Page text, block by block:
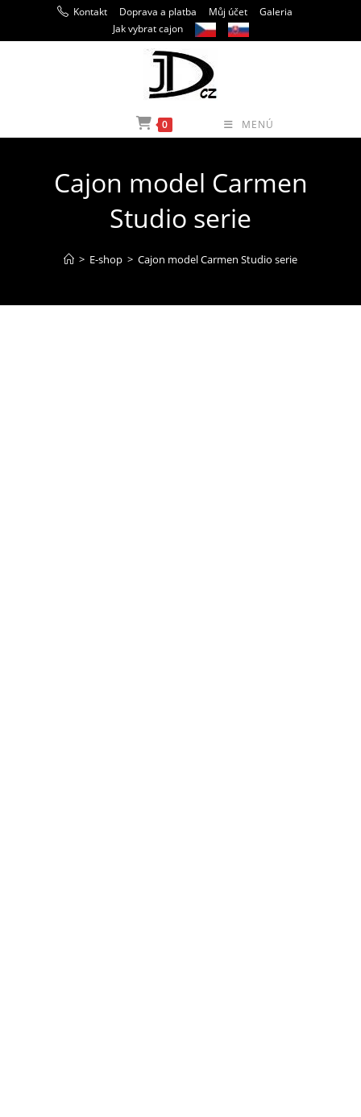
Kontakt Doprava a platba Můj účet
Galeria
Jak vybrat cajon
0 MENÚ
Cajon model Carmen
Studio serie
> E-shop > Cajon model Carmen Studio serie